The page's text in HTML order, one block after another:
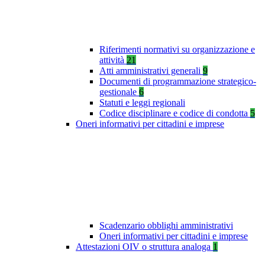
Riferimenti normativi su organizzazione e
attività 21
Atti amministrativi generali 9
Documenti di programmazione strategico-
gestionale 6
Statuti e leggi regionali
Codice disciplinare e codice di condotta 5
Oneri informativi per cittadini e imprese
Scadenzario obblighi amministrativi
Oneri informativi per cittadini e imprese
Attestazioni OIV o struttura analoga 1